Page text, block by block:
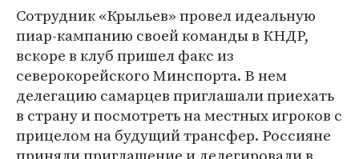
Сотрудник «Крыльев» провел идеальную
пиар-кампанию своей команды в КНДР,
вскоре в клуб пришел факс из
северокорейского Минспорта. В нем
делегацию самарцев приглашали приехать
в страну и посмотреть на местных игроков с
прицелом на будущий трансфер. Россияне